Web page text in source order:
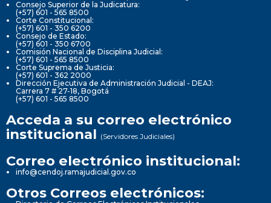
Consejo Superior de la Judicatura:
(+57) 601 - 565 8500
Corte Constitucional:
(+57) 601 - 350 6200
Consejo de Estado:
(+57) 601 - 350 6700
Comisión Nacional de Disciplina Judicial:
(+57) 601 - 565 8500
Corte Suprema de Justicia:
(+57) 601 - 362 2000
Dirección Ejecutiva de Administración Judicial - DEAJ:
Carrera 7 # 27-18, Bogotá
(+57) 601 - 565 8500
Acceda a su correo electrónico
institucional (Servidores Judiciales)
Correo electrónico institucional:
info@cendoj.ramajudicial.gov.co
Otros Correos electrónicos: